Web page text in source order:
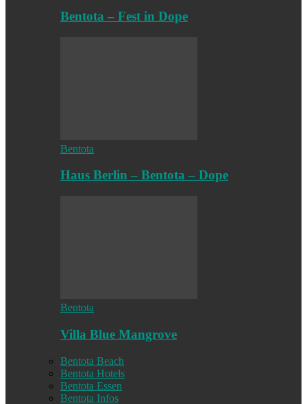
Bentota – Fest in Dope
Bentota
Haus Berlin – Bentota – Dope
Bentota
Villa Blue Mangrove
Bentota Beach
Bentota Hotels
Bentota Essen
Bentota Infos